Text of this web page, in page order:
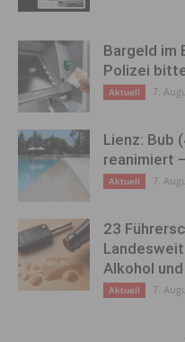
Bargeld im
Polizei
Aktuell 7.
Lienz: Bub
reanimiert
Aktuell 7.
23
Alkohol
Aktuell 7.